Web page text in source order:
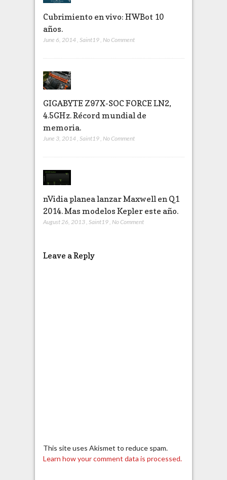
Cubrimiento en vivo: HWBot 10
años.
June 6, 2014 Saint19 No Comment
GIGABYTE Z97X-SOC FORCE LN2,
4.5GHz. Récord mundial de
memoria.
June 3, 2014, Saint19, No Comment
nVidia planea lanzar Maxwell en Q1
2014. Mas modelos Kepler este año.
August 26, 2013 Saint19 No Comment
Leave a Reply
This site uses Akismet to reduce spam.
Learn how your comment data is processed.